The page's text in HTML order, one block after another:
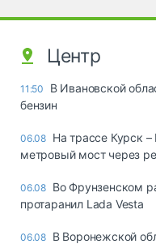
Центр
11:50
В Ивановской
бензин
06.08 На трассе Курск
метровый мост через
06.08 Во Фрунзенском
протаранил Lada Vesta
06.08 В Воронежской